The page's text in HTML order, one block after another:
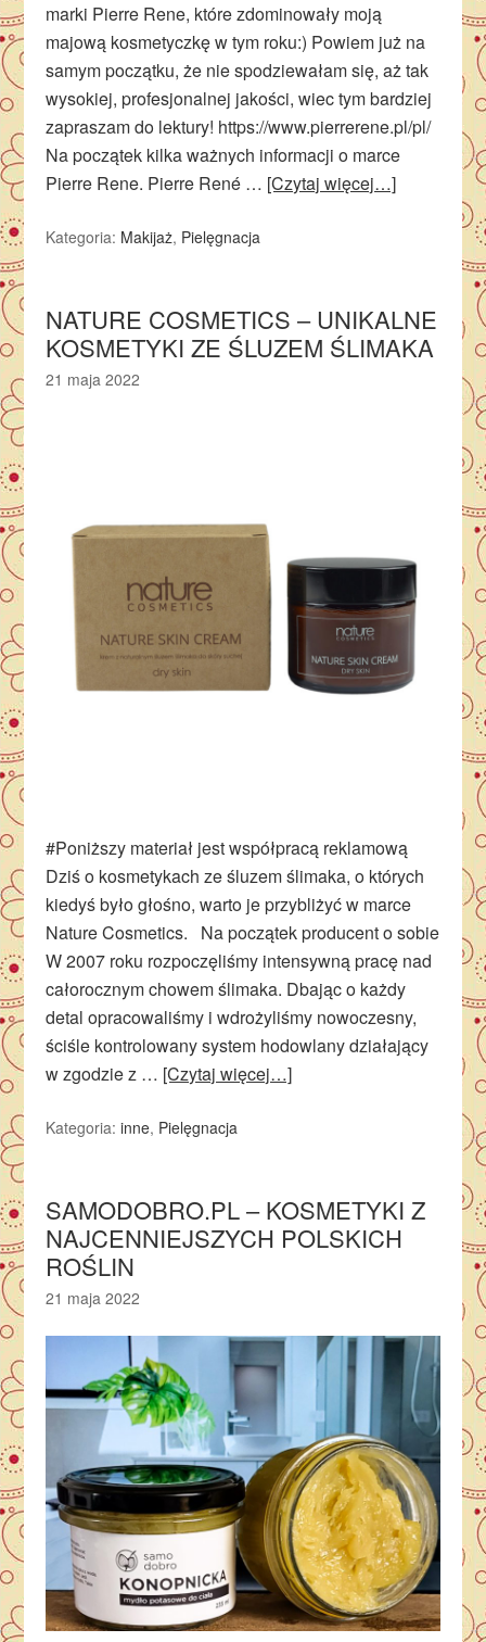
marki Pierre Rene, które zdominowały moją
majową kosmetyczkę w tym roku:) Powiem już na
samym początku, że nie spodziewałam się, aż tak
wysokiej, profesjonalnej jakości, wiec tym bardziej
zapraszam do lektury! https://www.pierrerene.pl/pl/
Na początek kilka ważnych informacji o marce
Pierre Rene. Pierre René … [Czytaj więcej…]
Kategoria: Makijaż, Pielęgnacja
NATURE COSMETICS – UNIKALNE
KOSMETYKI ZE ŚLUZEM ŚLIMAKA
21 maja 2022
#Poniższy materiał jest współpracą reklamową
Dziś o kosmetykach ze śluzem ślimaka, o których
kiedyś było głośno, warto je przybliżyć w marce
Nature Cosmetics. Na początek producent o sobie
W 2007 roku rozpoczęliśmy intensywną pracę nad
całorocznym chowem ślimaka. Dbając o każdy
detal opracowaliśmy i wdrożyliśmy nowoczesny,
ściśle kontrolowany system hodowlany działający
w zgodzie z … [Czytaj więcej…]
Kategoria:inne, Pielęgnacja
SAMODOBRO.PL – KOSMETYKI Z
NAJCENNIEJSZYCH POLSKICH
ROŚLIN
21 maja 2022